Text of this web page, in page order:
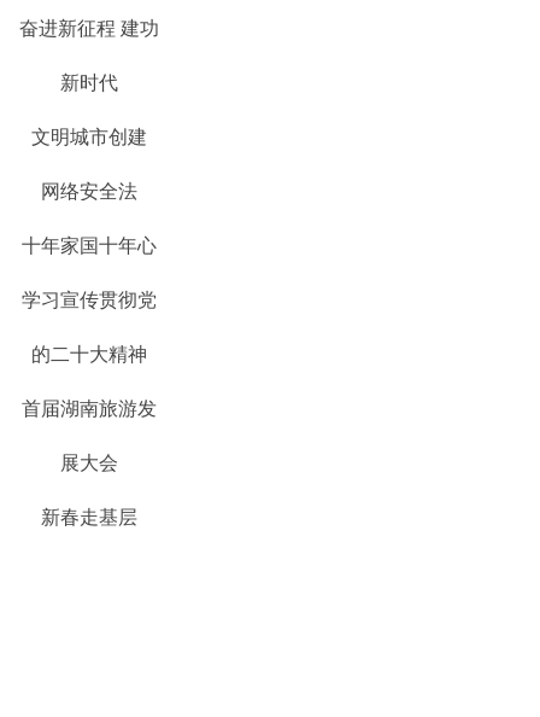
奋进新征程 建功
新时代
文明城市创建
网络安全法
十年家国十年心
学习宣传贯彻党
的二十大精神
首届湖南旅游发
展大会
新春走基层